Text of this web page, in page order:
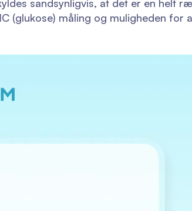
sandsynligvis, at det er en helt
(glukose) måling og muligheden for